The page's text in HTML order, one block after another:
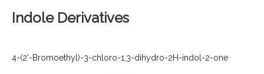
Indole Derivatives
4-(2'-Bromoethyl)-3-chloro-1,3-dihydro-2H-indol-2-one